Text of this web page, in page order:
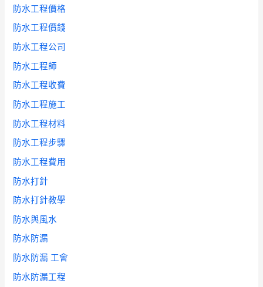
防水工程價格
防水工程價錢
防水工程公司
防水工程師
防水工程收費
防水工程施工
防水工程材料
防水工程步驟
防水工程費用
防水打針
防水打針教學
防水與風水
防水防漏
防水防漏 工會
防水防漏工程